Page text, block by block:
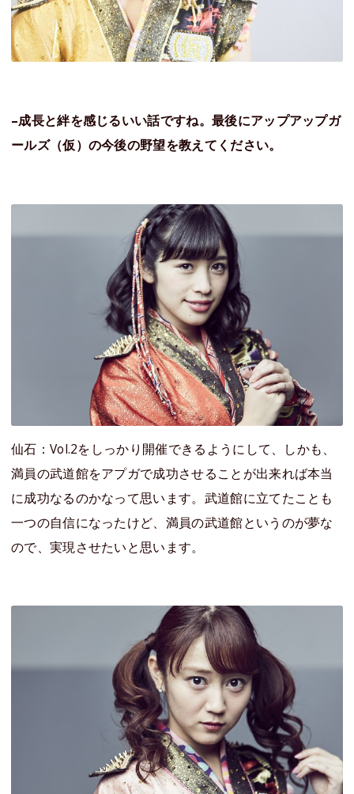
–成長と絆を感じるいい話ですね。最後にアップアップガ
ールズ（仮）の今後の野望を教えてください。
仙石：Vol.2をしっかり開催できるようにして、しかも、
満員の武道館をアプガで成功させることが出来れば本当
に成功なるのかなって思います。武道館に立てたことも
一つの自信になったけど、満員の武道館というのが夢な
ので、実現させたいと思います。